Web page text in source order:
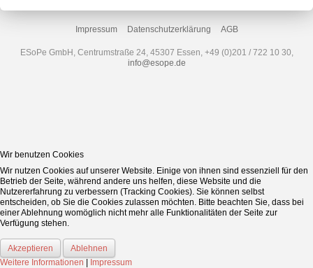
Impressum Datenschutzerklärung AGB
ESoPe GmbH, Centrumstraße 24, 45307 Essen, +49 (0)201 / 722 10 30,
info@esope.de
Wir benutzen Cookies
Wir nutzen Cookies auf unserer Website. Einige von ihnen sind essenziell für den
Betrieb der Seite, während andere uns helfen, diese Website und die
Nutzererfahrung zu verbessern (Tracking Cookies). Sie können selbst
entscheiden, ob Sie die Cookies zulassen möchten. Bitte beachten Sie, dass bei
einer Ablehnung womöglich nicht mehr alle Funktionalitäten der Seite zur
Verfügung stehen.
Akzeptieren
Ablehnen
Weitere Informationen
Impressum